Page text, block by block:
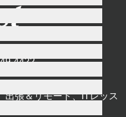
スト
4422
～19:00
出張＆リモート、ITレッス